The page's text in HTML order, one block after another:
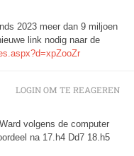
2023 meer dan 9 miljoen
link nodig naar de
volgens de computer
na 17.h4 Dd7 18.h5
LOGIN OM TE REAGEREN